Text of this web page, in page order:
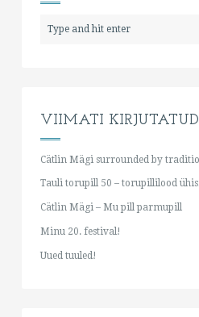
VIIMATI KIRJUTATUD
Cätlin Mägi surrounded by
Tauli torupill 50 – torupillilood
Cätlin Mägi – Mu pill parmupill
Minu 20. festival!
Uued tuuled!